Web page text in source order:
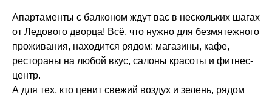
Апартаменты с балконом ждут вас в нескольких шагах
от Ледового дворца! Всё, что нужно для безмятежного
проживания, находится рядом: магазины, кафе,
рестораны на любой вкус, салоны красоты и фитнес-
центр.
А для тех, кто ценит свежий воздух и зелень, рядом